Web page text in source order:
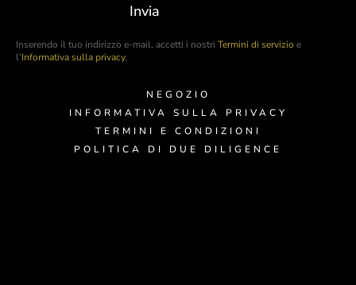
Invia
Inserendo il tuo indirizzo e-mail, accetti i nostri Termini di servizio e
l’Informativa sulla privacy.
NEGOZIO
INFORMATIVA SULLA PRIVACY
TERMINI E CONDIZIONI
POLITICA DI DUE DILIGENCE